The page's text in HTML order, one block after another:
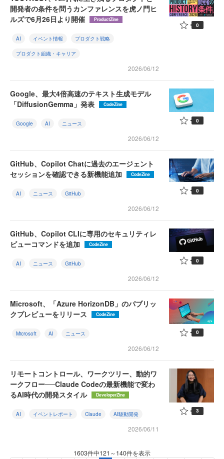
開発者の条件を問うカンファレンスを虎ノ門ヒ
ルズで6月26日より開催
ProductZine
AI イベント情報 プロダクト戦略
プロダクト組織・キャリア
2026/06/12
0
Google、最大4倍高速のテキスト生成モデル
「DiffusionGemma」発表
CodeZine
Google AI ニュース
2026/06/12
0
GitHub、Copilot Chatに過去のエージェント
セッションを確認できる新機能追加
CodeZine
AI ニュース GitHub
2026/06/12
0
GitHub、Copilot CLIに専用のセキュリティレ
ビューコマンドを追加
CodeZine
AI ニュース GitHub
2026/06/12
0
Microsoft、「Azure HorizonDB」のパブリッ
クプレビューをリリース
CodeZine
Microsoft AI ニュース
2026/06/12
0
リモートコントロール、ワークツリー、動的ワ
ークフロー──Claude Codeの最新機能で変わ
るAI時代の開発スタイル
DeveloperZine
AI イベントレポート Claude AI駆動開発
2026/06/11
3
1603件中121～140件を表示